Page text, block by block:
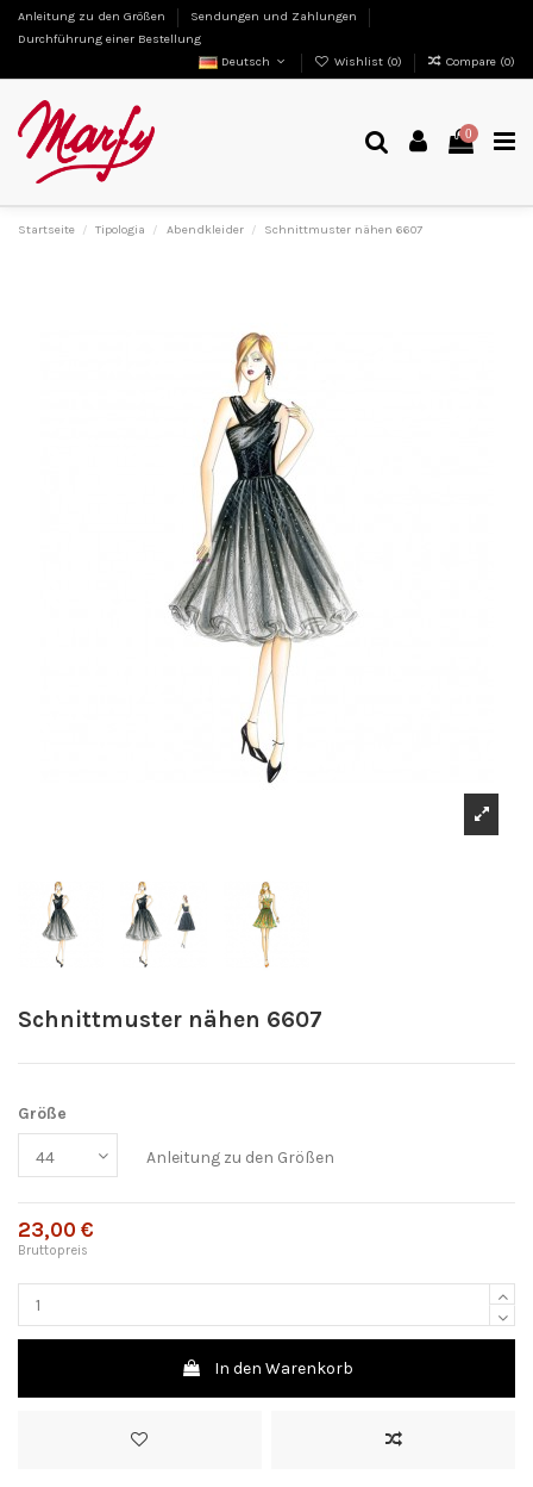
Anleitung zu den Größen
Sendungen und Zahlungen
Durchführung einer Bestellung
Deutsch
Wishlist (0) Compare (0)
0
Startseite Tipologia Abendkleider Schnittmuster nähen 6607
Schnittmuster nähen 6607
Größe
Anleitung zu den Größen
23,00 €
Bruttopreis
In den Warenkorb